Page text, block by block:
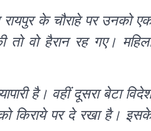
रायपुर के चौराहे पर उनको
वो हैरान रह गए।
है। वहीं दूसरा बेटा
किराये पर दे रखा है।